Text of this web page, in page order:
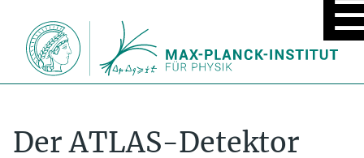
MENÜ
EIN/
Der ATLAS-Detektor